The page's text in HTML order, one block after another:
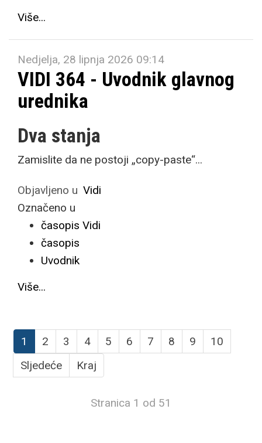
Više...
Nedjelja, 28 lipnja 2026 09:14
VIDI 364 - Uvodnik glavnog
urednika
Dva stanja
Zamislite da ne postoji „copy-paste“...
Objavljeno u Vidi
Označeno u
časopis Vidi
časopis
Uvodnik
Više...
1 2 3 4 5 6 7 8 9
10
Sljedeće
Kraj
Stranica 1 od 51